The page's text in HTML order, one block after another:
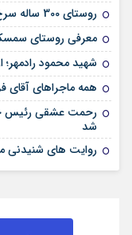
روستای 300 ساله سرخ ‌گریوه بهشهر با اهالی کردستان + تصاویر
معرفی روستای
شهید محمود رادمهر؛
همه ماجراهای آقای
رحمت عشقی رئیس
شد
روایت های شنیدنی